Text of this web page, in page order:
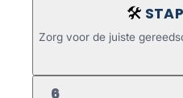
🛠️
Zorg voor de juiste
6